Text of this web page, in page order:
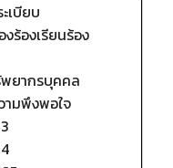
เบียบ
งร้องเรียนร้อง
ยากรบุคคล
ามพึงพอใจ